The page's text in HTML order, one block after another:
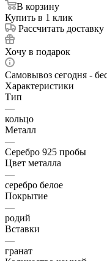
В корзину
Купить в 1 клик
Рассчитать доставку
Хочу в подарок
Самовывоз сегодня -
Характеристики
Тип
—
кольцо
Металл
—
Серебро 925 пробы
Цвет металла
—
серебро белое
Покрытие
—
родий
Вставки
—
гранат